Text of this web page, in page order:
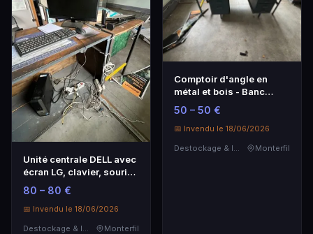
Unité centrale DELL avec
écran LG, clavier, souris
et imprimante EPSON
80 – 80 €
📅 Invendu le 18/06/2026
Destockage & Invendus
Monterfil
Comptoir d'angle en
métal et bois - Banc
d'accueil 2 places -
Étagère stratifiée
50 – 50 €
📅 Invendu le 18/06/2026
Monterfil